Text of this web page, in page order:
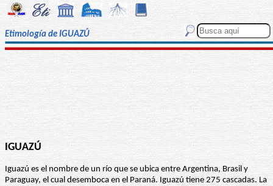
Etimología de IGUAZÚ
IGUAZÚ
Iguazú es el nombre de un río que se ubica entre Argentina, Brasil y
Paraguay, el cual desemboca en el Paraná. Iguazú tiene 275 cascadas. La